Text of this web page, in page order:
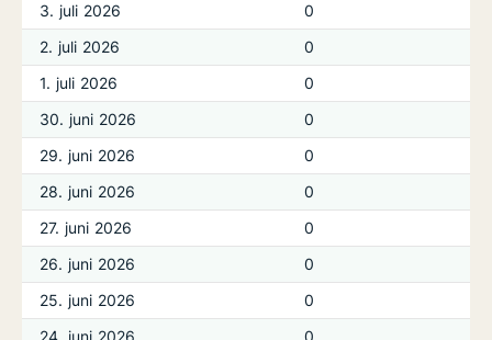
3. juli 2026
0
2. juli 2026
0
1. juli 2026
0
30. juni 2026
0
29. juni 2026
0
28. juni 2026
0
27. juni 2026
0
26. juni 2026
0
25. juni 2026
0
24. juni 2026
0